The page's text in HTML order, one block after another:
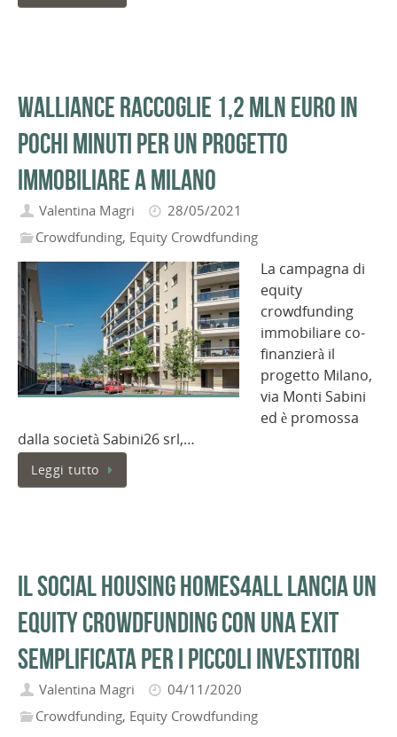
Walliance raccoglie 1,2 mln euro in
pochi minuti per un progetto
immobiliare a Milano
Valentina Magri
28/05/2021
Crowdfunding, Equity Crowdfunding
La campagna di
equity
crowdfunding
immobiliare co-
finanzierà il
progetto Milano,
via Monti Sabini
ed è promossa
dalla società Sabini26 srl,…
Leggi tutto
Il social housing Homes4All lancia un
equity crowdfunding con una exit
semplificata per i piccoli investitori
Valentina Magri
04/11/2020
Crowdfunding, Equity Crowdfunding